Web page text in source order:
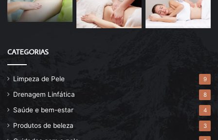
CATEGORIAS
Limpeza de Pele 9
Drenagem Linfática 8
Saúde e bem-estar 4
Produtos de beleza 3